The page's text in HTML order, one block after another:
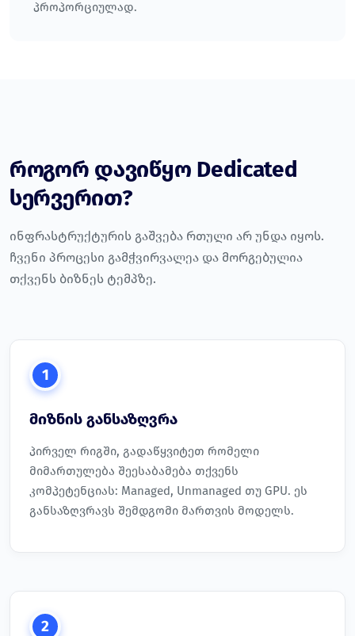
პროპორციულად.
როგორ დავიწყო Dedicated
სერვერით?
ინფრასტრუქტურის გაშვება რთული არ უნდა იყოს.
ჩვენი პროცესი გამჭვირვალეა და მორგებულია
თქვენს ბიზნეს ტემპზე.
1
მიზნის განსაზღვრა
პირველ რიგში, გადაწყვიტეთ რომელი
მიმართულება შეესაბამება თქვენს
კომპეტენციას: Managed, Unmanaged თუ GPU. ეს
განსაზღვრავს შემდგომი მართვის მოდელს.
2